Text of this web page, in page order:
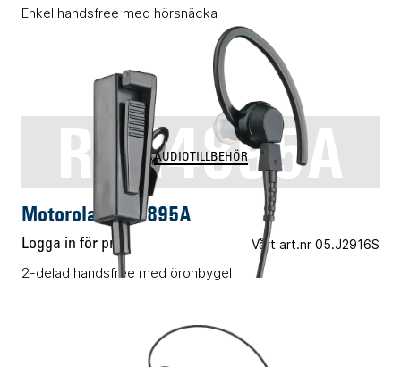
Enkel handsfree med hörsnäcka
RLN4895A
AUDIOTILLBEHÖR
Motorola RLN4895A
Logga in för pris Vårt art.nr 05.J2916S
2-delad handsfree med öronbygel